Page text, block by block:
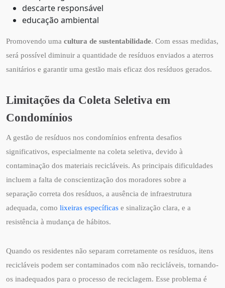
descarte responsável
educação ambiental
Promovendo uma cultura de sustentabilidade. Com essas medidas,
será possível diminuir a quantidade de resíduos enviados a aterros
sanitários e garantir uma gestão mais eficaz dos resíduos gerados.
Limitações da Coleta Seletiva em
Condomínios
A gestão de resíduos nos condomínios enfrenta desafios
significativos, especialmente na coleta seletiva, devido à
contaminação dos materiais recicláveis. As principais dificuldades
incluem a falta de conscientização dos moradores sobre a
separação correta dos resíduos, a ausência de infraestrutura
adequada, como lixeiras específicas e sinalização clara, e a
resistência à mudança de hábitos.
Quando os residentes não separam corretamente os resíduos, itens
recicláveis podem ser contaminados com não recicláveis, tornando-
os inadequados para o processo de reciclagem. Esse problema é